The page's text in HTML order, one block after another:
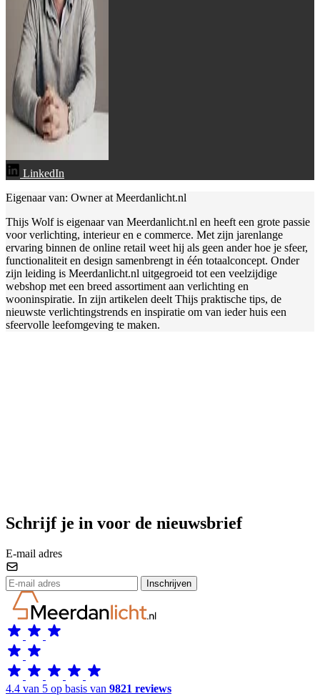
LinkedIn
Eigenaar van: Owner at Meerdanlicht.nl
Thijs Wolf is eigenaar van Meerdanlicht.nl en heeft een grote passie
voor verlichting, interieur en e commerce. Met zijn jarenlange
ervaring binnen de online retail weet hij als geen ander hoe je sfeer,
functionaliteit en design samenbrengt in één totaalconcept. Onder
zijn leiding is Meerdanlicht.nl uitgegroeid tot een veelzijdige
webshop met een breed assortiment aan verlichting en
wooninspiratie. In zijn artikelen deelt Thijs praktische tips, de
nieuwste verlichtingstrends en inspiratie om van ieder huis een
sfeervolle leefomgeving te maken.
Schrijf je in voor de nieuwsbrief
E-mail adres
Inschrijven
4.4 van 5 op basis van 9821 reviews